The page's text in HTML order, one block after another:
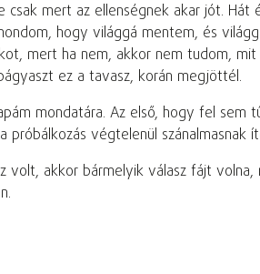
mert az ellenségnek akar jót.
hogy világgá mentem, és
mert ha nem, akkor nem tudom,
ez a tavasz, korán megjöttél.
mondatára. Az első, hogy fel sem
végtelenül szánalmasnak
akkor bármelyik válasz fájt